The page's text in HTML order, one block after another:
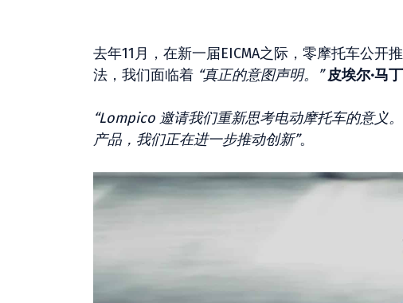
去年11月，在新一届EICMA之际，零摩托车公
法，我们面临着 “真正的意图声明。” 皮埃尔·马
“Lompico 邀请我们重新思考电动摩托车的意义
产品，我们正在进一步推动创新”。